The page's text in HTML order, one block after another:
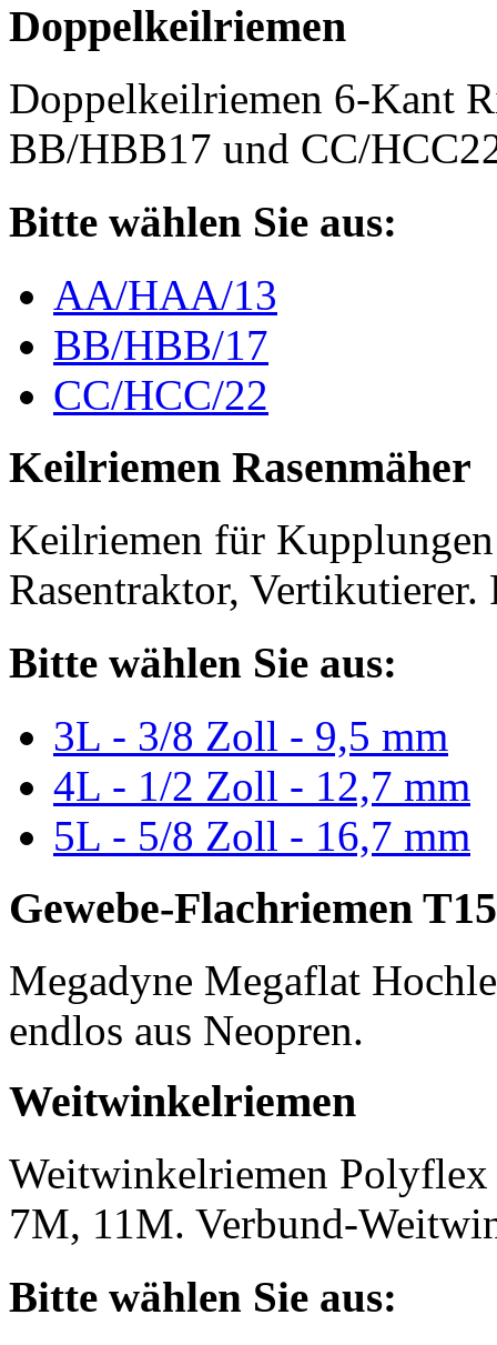
Doppelkeilriemen
Doppelkeilriemen 6-Kant
BB/HBB17 und CC/
Bitte wählen Sie aus:
AA/HAA/13
BB/HBB/17
CC/HCC/22
Keilriemen Rasenmäher
Keilriemen für Kupplungen
Rasentraktor,
Bitte wählen Sie aus:
3L - 3/8 Zoll - 9,5 mm
4L - 1/2 Zoll - 12,7 mm
5L - 5/8 Zoll - 16,7 mm
Gewebe-Flachriemen
Megadyne Megaflat
endlos aus Neopren.
Weitwinkelriemen
Weitwinkelriemen
7M, 11M. Verbund-
Bitte wählen Sie aus: